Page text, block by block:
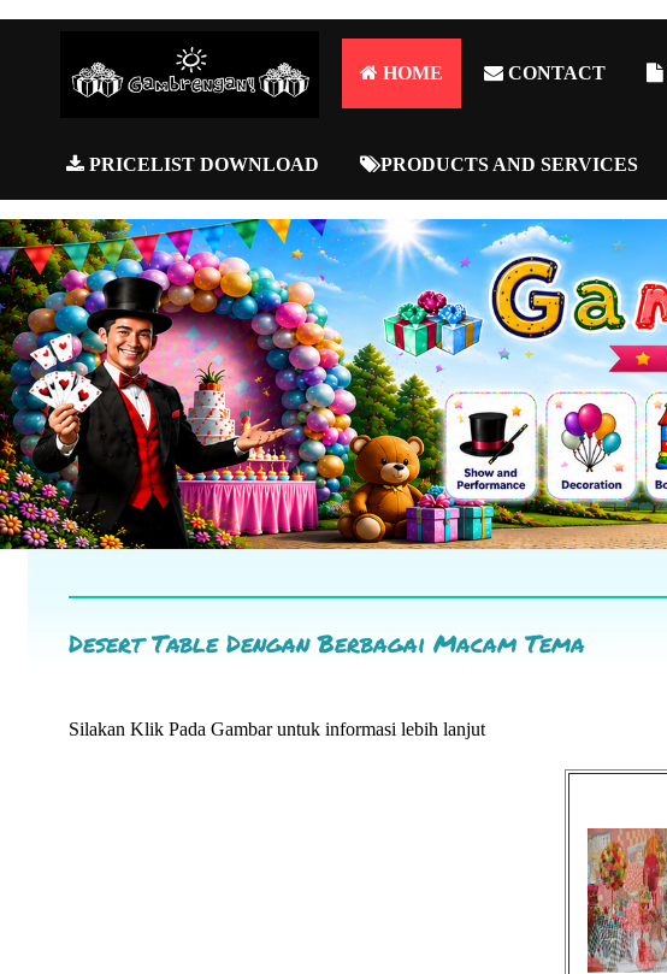
HOME CONTACT
PRICELIST DOWNLOAD PRODUCTS AND SERVICES
Desert Table Dengan Berbagai Macam Tema
Silakan Klik Pada Gambar untuk informasi lebih lanjut